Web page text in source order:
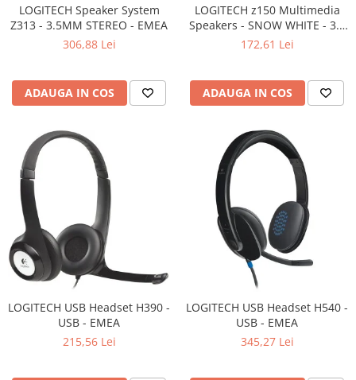
Printing
Multifunctionale
Imprimante 3D
Televizoare & accesorii
Multiboard & Accessorii
Multimedia
Foto & Video
Cloud si Aplicatii SaaS
Sisteme Videoconferinta
Securitate Date
LOGITECH Speaker System
Z313 - 3.5MM STEREO - EMEA
306,88 Lei
ADAUGA IN COS
LOGITECH z150 Multimedia
Speakers - SNOW WHITE - 3.5
MM - EU
172,61 Lei
ADAUGA IN COS
LOGITECH USB Headset H390 -
USB - EMEA
215,56 Lei
LOGITECH USB Headset H540 -
USB - EMEA
345,27 Lei